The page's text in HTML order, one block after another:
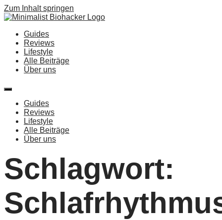
Zum Inhalt springen
Guides
Reviews
Lifestyle
Alle Beiträge
Über uns
Guides
Reviews
Lifestyle
Alle Beiträge
Über uns
Schlagwort: